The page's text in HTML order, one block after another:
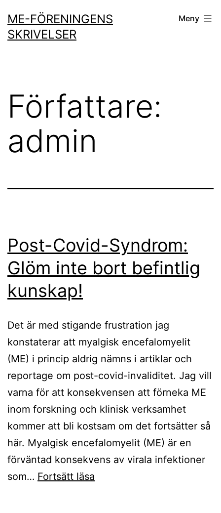
till
innehåll
ME-FÖRENINGENS
SKRIVELSER
Meny
Författare:
admin
Post-Covid-Syndrom:
Glöm inte bort befintlig
kunskap!
Det är med stigande frustration jag
konstaterar att myalgisk encefalomyelit
(ME) i princip aldrig nämns i artiklar och
reportage om post-covid-invaliditet. Jag vill
varna för att konsekvensen att förneka ME
inom forskning och klinisk verksamhet
kommer att bli kostsam om det fortsätter så
här. Myalgisk encefalomyelit (ME) är en
förväntad konsekvens av virala infektioner
som… Fortsätt läsa